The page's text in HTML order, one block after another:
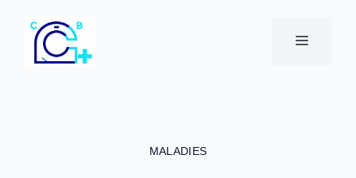
contenu
MENU
MALADIES